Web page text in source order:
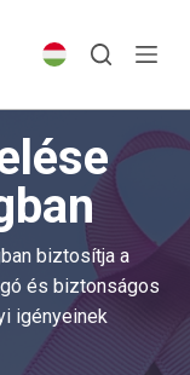
biztosítja a
és biztonságos
igényeinek